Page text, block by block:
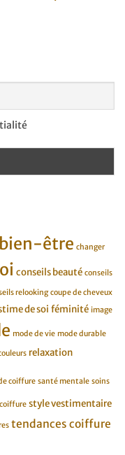
bien-être changer
conseils beauté conseils
relooking coupe de cheveux
de soi féminité image
mode de vie mode durable
relaxation
coiffure santé mentale soins
style vestimentaire
tendances coiffure